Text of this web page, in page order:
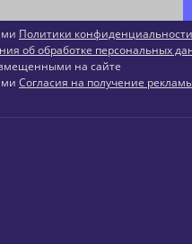
Политики конфиденциальности
об обработке персональных
на сайте
Согласия на получение